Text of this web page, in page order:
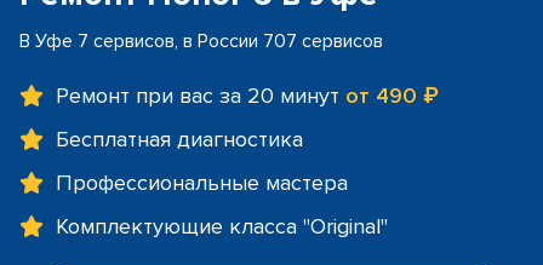
В Уфе 7 сервисов, в России 707 сервисов
Ремонт при вас за 20 минут от 490 ₽
Бесплатная диагностика
Профессиональные мастера
Комплектующие класса "Original"